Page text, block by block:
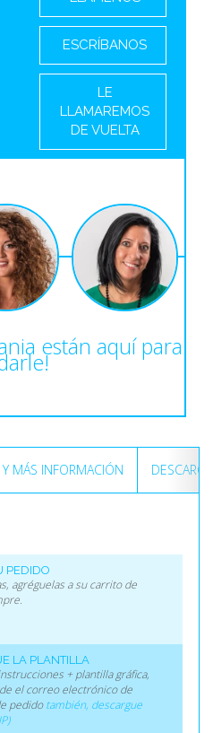
ESCRÍBANOS
LE
LLAMAREMOS
DE VUELTA
están aquí para
MÁS INFORMACIÓN
PEDIDO
agréguelas a su carrito de
LA PLANTILLA
+ plantilla gráfica,
el correo electrónico de
pedidotambién, descargue